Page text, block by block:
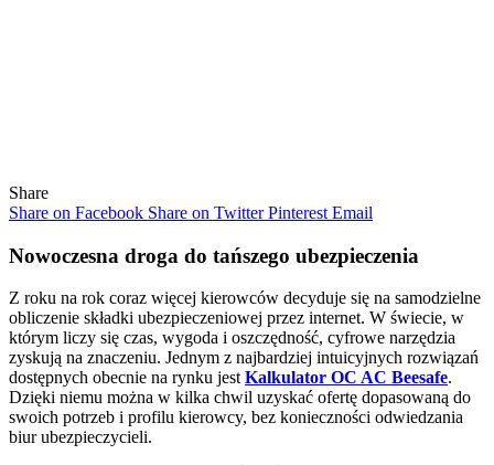
Share
Share on Facebook Share on Twitter Pinterest Email
Nowoczesna droga do tańszego ubezpieczenia
Z roku na rok coraz więcej kierowców decyduje się na samodzielne
obliczenie składki ubezpieczeniowej przez internet. W świecie, w
którym liczy się czas, wygoda i oszczędność, cyfrowe narzędzia
zyskują na znaczeniu. Jednym z najbardziej intuicyjnych rozwiązań
dostępnych obecnie na rynku jest Kalkulator OC AC Beesafe.
Dzięki niemu można w kilka chwil uzyskać ofertę dopasowaną do
swoich potrzeb i profilu kierowcy, bez konieczności odwiedzania
biur ubezpieczycieli.